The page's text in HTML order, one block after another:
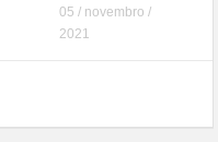
05 / novembro /
2021